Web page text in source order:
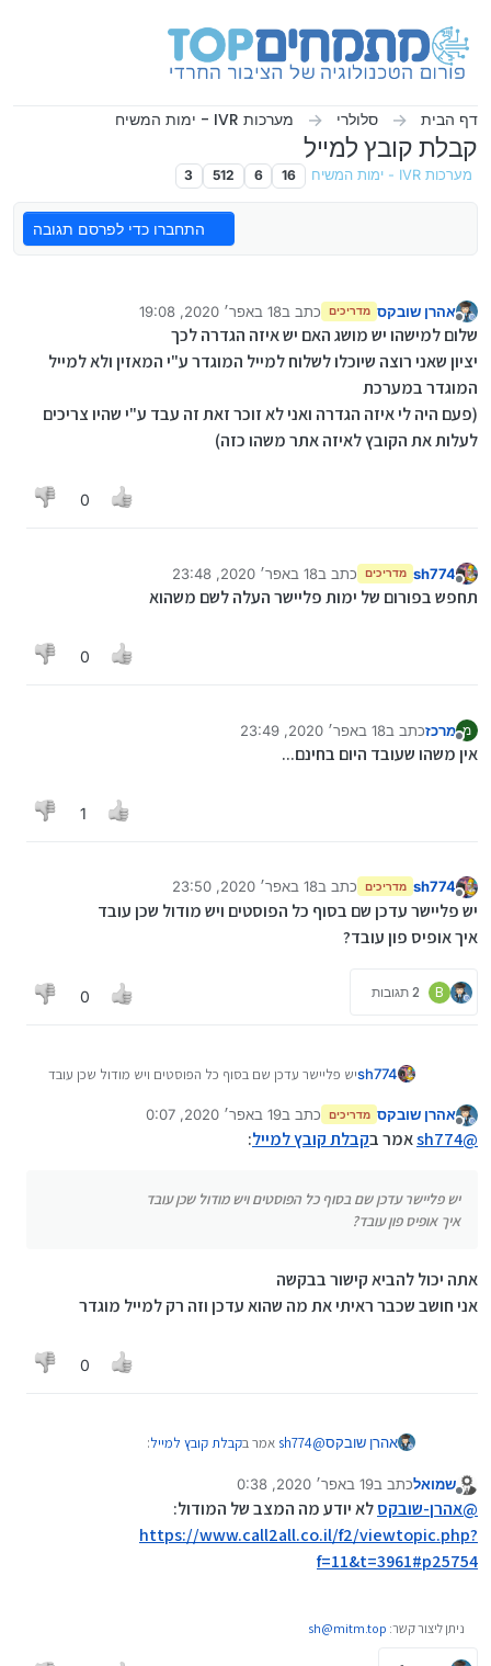
דף הבית סלולרי מערכות IVR - ימות המשיח
קבלת קובץ למייל
מערכות IVR - ימות המשיח 16
6
512
3
התחברו כדי לפרסם תגובה
מנותק
אהרן שובקס מדריכים כתב ב18 באפר׳ 2020, 19:08
נערך לאחרונה על ידי
שלום למישהו יש מושג האם יש איזה הגדרה לכך
יציון שאני רוצה שיוכלו לשלוח למייל המוגדר ע"י המאזין ולא למייל
המוגדר במערכת
(פעם היה לי איזה הגדרה ואני לא זוכר זאת זה עבד ע"י שהיו צריכים
לעלות את הקובץ לאיזה אתר משהו כזה)
0
מנותק
sh774 מדריכים כתב ב18 באפר׳ 2020, 23:48
נערך לאחרונה על ידי
תחפש בפורום של ימות פליישר העלה לשם משהוא
0
מ מרכזכתב ב18 באפר׳ 2020, 23:49
נערך לאחרונה על ידי מרכז
אין משהו שעובד היום בחינם...
1
מנותק
sh774 מדריכים כתב ב18 באפר׳ 2020, 23:50
נערך לאחרונה על ידי sh774
יש פליישר עדכן שם בסוף כל הפוסטים ויש מודול שכן עובד
איך אופיס פון עובד?
B 2 תגובות 0
sh774יש פליישר עדכן שם בסוף כל הפוסטים ויש מודול שכן עובד
מנותק
אהרן שובקס מדריכים כתב ב19 באפר׳ 2020, 0:07
נערך לאחרונה על ידי אהרן שובקס
@
sh774אמר בקבלת קובץ למייל:
יש פליישר עדכן שם בסוף כל הפוסטים ויש מודול שכן עובד
איך אופיס פון עובד?
אתה יכול להביא קישור בבקשה
אני חושב שכבר ראיתי את מה שהוא עדכן וזה רק למייל מוגדר
0
אהרן שובקס@
sh774 אמר בקבלת קובץ למייל:
יש פליישר עדכן שם בסוף כל הפוסטים ויש מודול
איך אופיס פון עובד?
אתה יכול להביא קישור בבקשה
אני חושב שכבר ראיתי את מה שהוא עדכן וזה רק למייל
שמואלכתב ב19 באפר׳ 2020, 0:38
נערך לאחרונה על ידי
@אהרן-שובקסלא יודע מה המצב של המודול:
https://www.call2all.co.il/f2/viewtopic.php?
f=11&t=3961#p25754
ניתן ליצור קשר: sh@mitm.top